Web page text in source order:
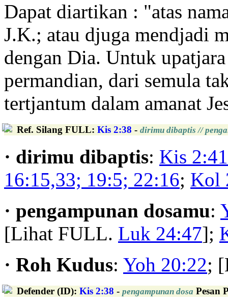
Dapat diartikan : "atas
J.K.; atau djuga mendjadi
dengan Dia. Untuk
permandian, dari semula
tertjantum dalam amanat
Ref. Silang FULL: Kis 2:38 - dirimu dibaptis //
· dirimu dibaptis: Kis 2:41
16:15,33; 19:5; 22:16; Kol
· pengampunan dosamu:
[Lihat FULL. Luk 24:47];
· Roh Kudus: Yoh 20:22;
Defender (ID): Kis 2:38 - pengampunan dosa Pesan